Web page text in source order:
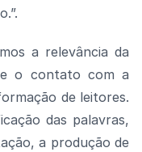
a relevância da
o contato com a
de leitores.
das palavras,
a produção de